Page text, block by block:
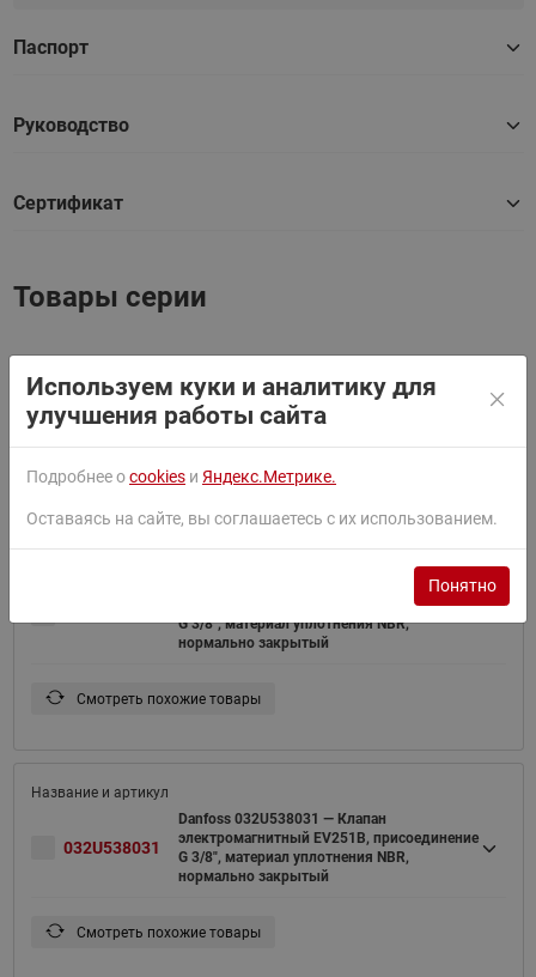
Паспорт
Руководство
Сертификат
Товары серии
Найти
электромагнитный EV251B, присоединение
G 3/8", материал уплотнения NBR,
нормально закрытый
Смотреть похожие товары
032U538031
Danfoss 032U538031 — Клапан
электромагнитный EV251B, присоединение
G 3/8", материал уплотнения NBR,
нормально закрытый
Смотреть похожие товары
Используем куки и аналитику для
улучшения работы сайта
Подробнее оcookies и Яндекс.Метрике.
Оставаясь на сайте, вы соглашаетесь с их использованием.
Понятно